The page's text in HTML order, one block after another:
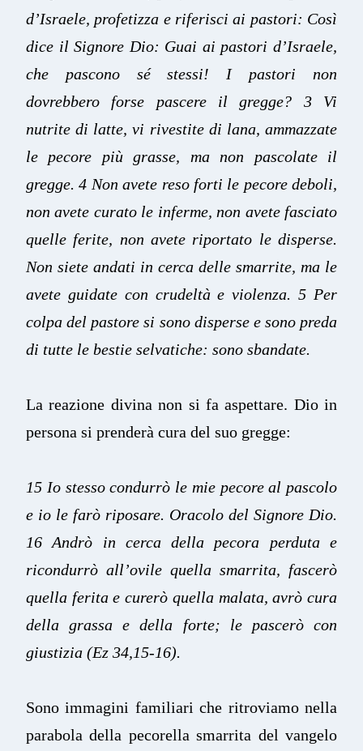
d’Israele, profetizza e riferisci ai pastori: Così
dice il Signore Dio: Guai ai pastori d’Israele,
che pascono sé stessi! I pastori non
dovrebbero forse pascere il gregge? 3 Vi
nutrite di latte, vi rivestite di lana, ammazzate
le pecore più grasse, ma non pascolate il
gregge. 4 Non avete reso forti le pecore deboli,
non avete curato le inferme, non avete fasciato
quelle ferite, non avete riportato le disperse.
Non siete andati in cerca delle smarrite, ma le
avete guidate con crudeltà e violenza. 5 Per
colpa del pastore si sono disperse e sono preda
di tutte le bestie selvatiche: sono sbandate.
La reazione divina non si fa aspettare. Dio in
persona si prenderà cura del suo gregge:
15 Io stesso condurrò le mie pecore al pascolo
e io le farò riposare. Oracolo del Signore Dio.
16 Andrò in cerca della pecora perduta e
ricondurrò all’ovile quella smarrita, fascerò
quella ferita e curerò quella malata, avrò cura
della grassa e della forte; le pascerò con
giustizia (Ez 34,15-16).
Sono immagini familiari che ritroviamo nella
parabola della pecorella smarrita del vangelo